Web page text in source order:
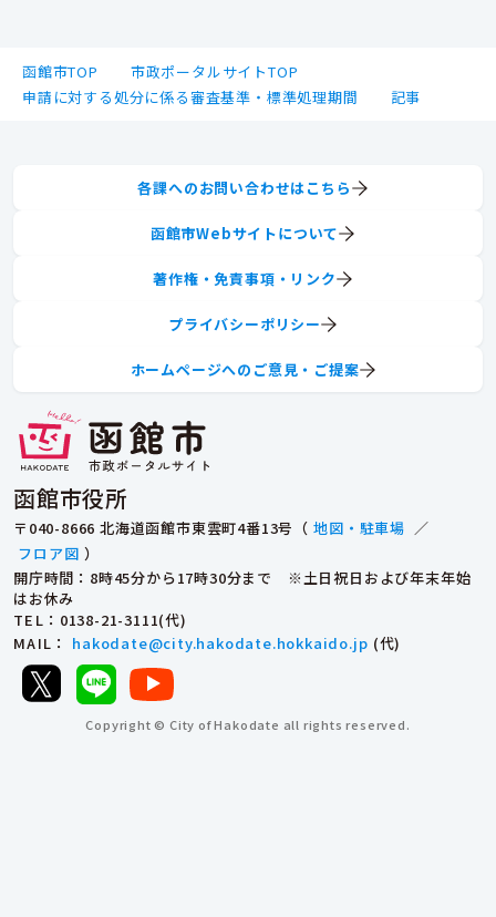
函館市TOP
市政ポータルサイトTOP
申請に対する処分に係る審査基準・標準処理期間
記事
函館市役所
〒040-8666 北海道函館市東雲町4番13号（ 地図・駐車場 ／
フロア図 ）
開庁時間：8時45分から17時30分まで ※土日祝日および年末年始
はお休み
TEL ：0138-21-3111(代)
MAIL ： hakodate@city.hakodate.hokkaido.jp (代)
各課へのお問い合わせはこちら
函館市Webサイトについて
著作権・免責事項・リンク
プライバシーポリシー
ホームページへのご意見・ご提案
Copyright © City of Hakodate all rights reserved.